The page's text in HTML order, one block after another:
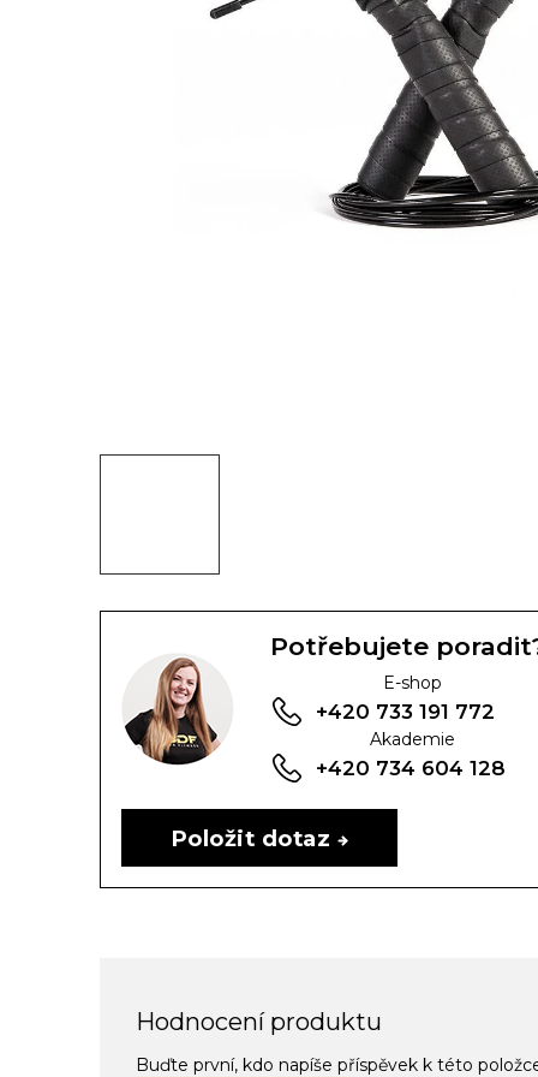
Potřebujete
E-shop
+420 733 191 772
Akademie
+420 734 604 128
Položit dotaz
Hodnocení produktu
Buďte první, kdo napíše příspěvek k této